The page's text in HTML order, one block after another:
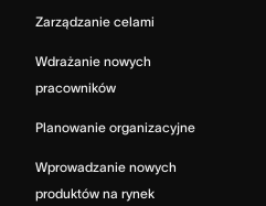
Zarządzanie celami
Wdrażanie nowych
pracowników
Planowanie organizacyjne
Wprowadzanie nowych
produktów na rynek